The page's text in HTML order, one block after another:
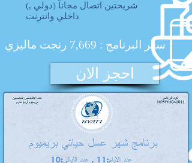
سعر البرنامج : 7,669 رنجت ماليزي
(شریحتین اتصال مجانآ (دولي ,
داخلي وانترنت
احجز الان